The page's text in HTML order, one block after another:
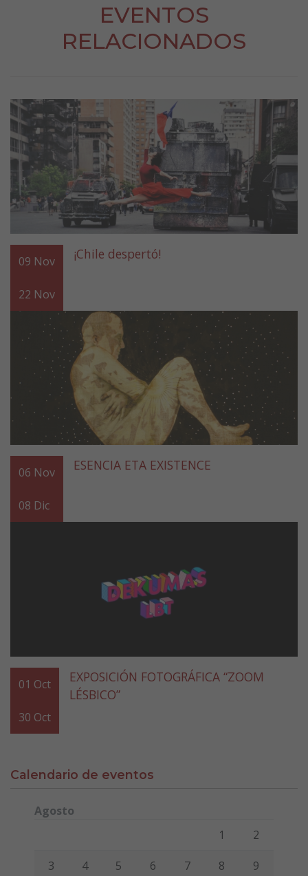
EVENTOS
RELACIONADOS
09 Nov
22 Nov
¡Chile despertó!
06 Nov
08 Dic
ESENCIA ETA EXISTENCE
01 Oct
30 Oct
EXPOSICIÓN FOTOGRÁFICA “ZOOM
LÉSBICO”
Calendario de eventos
Agosto
Viernes Sábado
1 2
3 4 5 6 7 8 9